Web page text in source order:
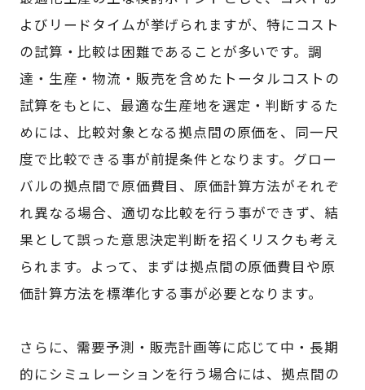
よびリードタイムが挙げられますが、特にコスト
の試算・比較は困難であることが多いです。調
達・生産・物流・販売を含めたトータルコストの
試算をもとに、最適な生産地を選定・判断するた
めには、比較対象となる拠点間の原価を、同一尺
度で比較できる事が前提条件となります。グロー
バルの拠点間で原価費目、原価計算方法がそれぞ
れ異なる場合、適切な比較を行う事ができず、結
果として誤った意思決定判断を招くリスクも考え
られます。よって、まずは拠点間の原価費目や原
価計算方法を標準化する事が必要となります。
さらに、需要予測・販売計画等に応じて中・長期
的にシミュレーションを行う場合には、拠点間の